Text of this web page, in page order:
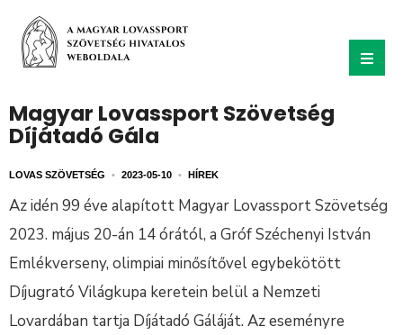
Magyar Lovassport Szövetség
Díjátadó Gála
LOVAS SZÖVETSÉG • 2023-05-10 • HÍREK
Az idén 99 éve alapított Magyar Lovassport Szövetség
2023. május 20-án 14 órától, a Gróf Széchenyi István
Emlékverseny, olimpiai minősítővel egybekötött
Díjugrató Világkupa keretein belül a Nemzeti
Lovardában tartja Díjátadó Gáláját. Az eseményre